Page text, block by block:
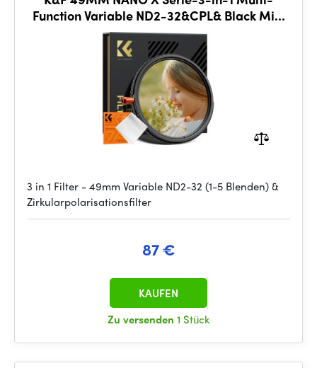
Function Variable ND2-32&CPL& Black Mist
1/4
3 in 1 Filter - 49mm Variable ND2-32 (1-5 Blenden) &
Zirkularpolarisationsfilter
87 €
Zu versenden 1 Stück
KAUFEN